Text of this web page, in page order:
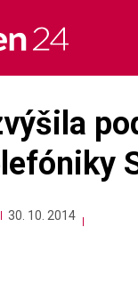
30. 10. 2014